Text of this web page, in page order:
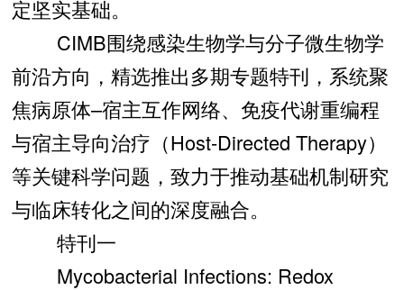
定坚实基础。
CIMB围绕感染生物学与分子微生物学
前沿方向，精选推出多期专题特刊，系统聚
焦病原体–宿主互作网络、免疫代谢重编程
与宿主导向治疗（Host-Directed Therapy）
等关键科学问题，致力于推动基础机制研究
与临床转化之间的深度融合。
特刊一
Mycobacterial Infections: Redox